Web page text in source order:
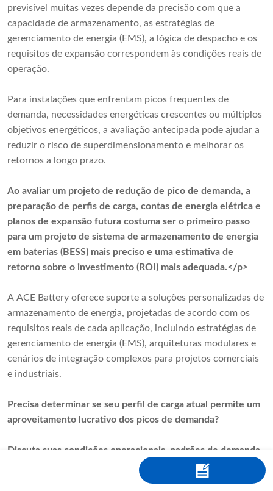
previsível muitas vezes depende da precisão com que a
capacidade de armazenamento, as estratégias de
gerenciamento de energia (EMS), a lógica de despacho e os
requisitos de expansão correspondem às condições reais de
operação.
Para instalações que enfrentam picos frequentes de
demanda, necessidades energéticas crescentes ou múltiplos
objetivos energéticos, a avaliação antecipada pode ajudar a
reduzir o risco de superdimensionamento e melhorar os
retornos a longo prazo.
Ao avaliar um projeto de redução de pico de demanda, a
preparação de perfis de carga, contas de energia elétrica e
planos de expansão futura costuma ser o primeiro passo
para um projeto de sistema de armazenamento de energia
em baterias (BESS) mais preciso e uma estimativa de
retorno sobre o investimento (ROI) mais adequada.</p>
A ACE Battery oferece suporte a soluções personalizadas de
armazenamento de energia, projetadas de acordo com os
requisitos reais de cada aplicação, incluindo estratégias de
gerenciamento de energia (EMS), arquiteturas modulares e
cenários de integração complexos para projetos comerciais
e industriais.
Precisa determinar se seu perfil de carga atual permite um
aproveitamento lucrativo dos picos de demanda?
Discuta suas condições operacionais, padrões de demanda
e planos de expansão futuros com
Bateria ACE
se um sistema padrão — ou uma abordagem personalizada